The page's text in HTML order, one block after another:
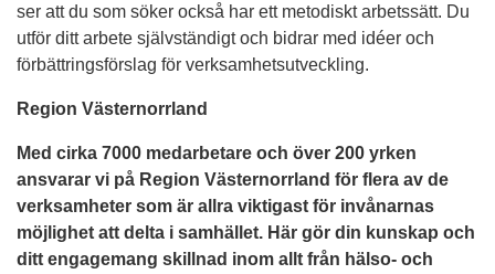
ser att du som söker också har ett metodiskt arbetssätt. Du
utför ditt arbete självständigt och bidrar med idéer och
förbättringsförslag för verksamhetsutveckling.
Region Västernorrland
Med cirka 7000 medarbetare och över 200 yrken
ansvarar vi på Region Västernorrland för flera av de
verksamheter som är allra viktigast för invånarnas
möjlighet att delta i samhället. Här gör din kunskap och
ditt engagemang skillnad inom allt från hälso- och